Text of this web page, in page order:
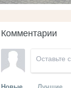
Комментарии